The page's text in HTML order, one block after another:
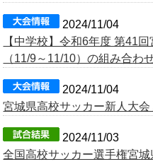
2024/11/04
【中学校】令和6年度 第41
（11/9～11/10）の組み合わ
2024/11/04
宮城県高校サッカー新人大会
2024/11/03
全国高校サッカー選手権宮